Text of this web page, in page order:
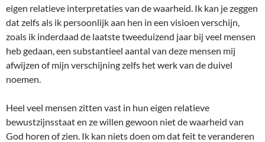
eigen relatieve interpretaties van de waarheid. Ik kan je zeggen
dat zelfs als ik persoonlijk aan hen in een visioen verschijn,
zoals ik inderdaad de laatste tweeduizend jaar bij veel mensen
heb gedaan, een substantieel aantal van deze mensen mij
afwijzen of mijn verschijning zelfs het werk van de duivel
noemen.
Heel veel mensen zitten vast in hun eigen relatieve
bewustzijnsstaat en ze willen gewoon niet de waarheid van
God horen of zien. Ik kan niets doen om dat feit te veranderen